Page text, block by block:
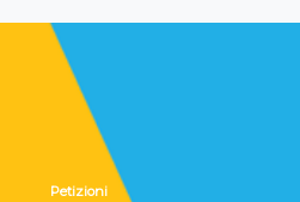
Petizioni